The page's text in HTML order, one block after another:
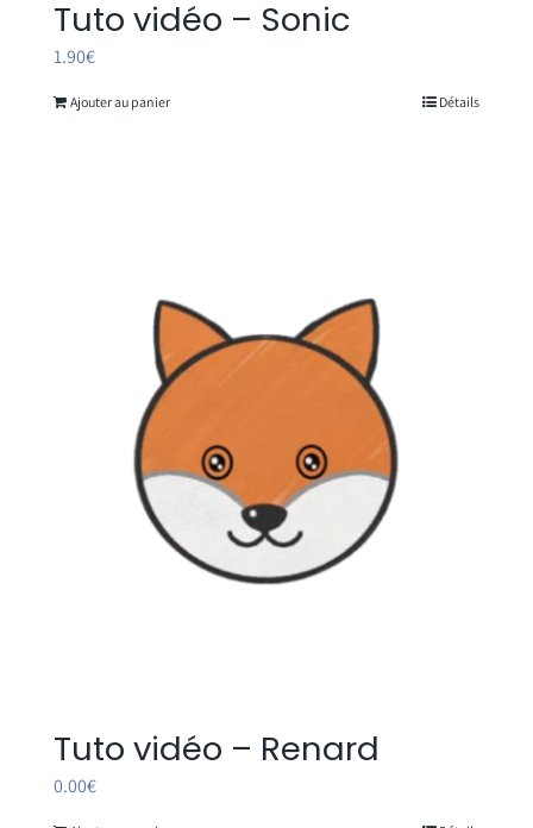
Tuto vidéo – Sonic
1.90€
Ajouter au panier Détails
Tuto vidéo – Renard
0.00€